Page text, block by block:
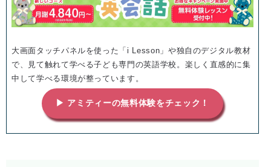
大画面タッチパネルを使った「i Lesson」や独自のデジタル教材
で、見て触れて学べる子ども専門の英語学校。楽しく直感的に集
中して学べる環境が整っています。
▶ アミティーの無料体験をチェック！